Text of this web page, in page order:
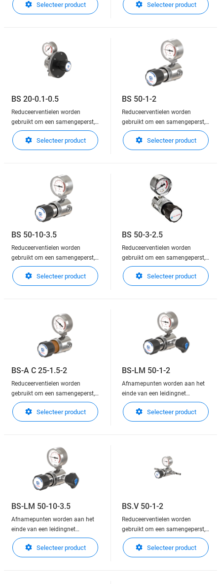
druk te verlagen.
Reduceerventielen zijn in staat
de uitlaatzijde van de regelaar.
Deze kunnen gemonteerd wo
Selecteer product
druk te verlagen.
Reduceerventielen zijn in staat
de uitlaatzijde van de regelaar.
Deze kunnen gemonteerd wo
Selecteer product
BS 20-0.1-0.5
Reduceerventielen worden
gebruikt om een samengeperst,
of vloeibaar gas in gasfase, in
druk te verlagen.
Reduceerventielen zijn in staat
de uitlaatzijde van de regelaar.
Deze kunnen gemonteerd wo
Selecteer product
BS 50-1-2
Reduceerventielen worden
gebruikt om een samengeperst,
of vloeibaar gas in gasfase, in
druk te verlagen.
Reduceerventielen zijn in staat
de uitlaatzijde van de regelaar.
Deze kunnen gemonteerd wo
Selecteer product
BS 50-10-3.5
Reduceerventielen worden
gebruikt om een samengeperst,
of vloeibaar gas in gasfase, in
druk te verlagen.
Reduceerventielen zijn in staat
de uitlaatzijde van de regelaar.
Deze kunnen gemonteerd wo
Selecteer product
BS 50-3-2.5
Reduceerventielen worden
gebruikt om een samengeperst,
of vloeibaar gas in gasfase, in
druk te verlagen.
Reduceerventielen zijn in staat
de uitlaatzijde van de regelaar.
Deze kunnen gemonteerd wo
Selecteer product
BS-A C 25-1.5-2
Reduceerventielen worden
gebruikt om een samengeperst,
of vloeibaar gas in gasfase, in
druk te verlagen.
Reduceerventielen zijn in staat
de uitlaatzijde van de regelaar.
Deze kunnen gemonteerd wo
Selecteer product
BS-LM 50-1-2
Afnamepunten worden aan het
einde van een leidingnet
gemonteerd en geven de
gebruiker de mogelijkheid zijn
toepassing hierop aan te sluiten.
en een regeling e
Selecteer product
BS-LM 50-10-3.5
Afnamepunten worden aan het
einde van een leidingnet
gemonteerd en geven de
gebruiker de mogelijkheid zijn
toepassing hierop aan te sluiten.
Selecteer product
BS.V 50-1-2
Reduceerventielen worden
gebruikt om een samengeperst,
of vloeibaar gas in gasfase, in
druk te verlagen.
Reduceerventielen zijn in staat
Selecteer product